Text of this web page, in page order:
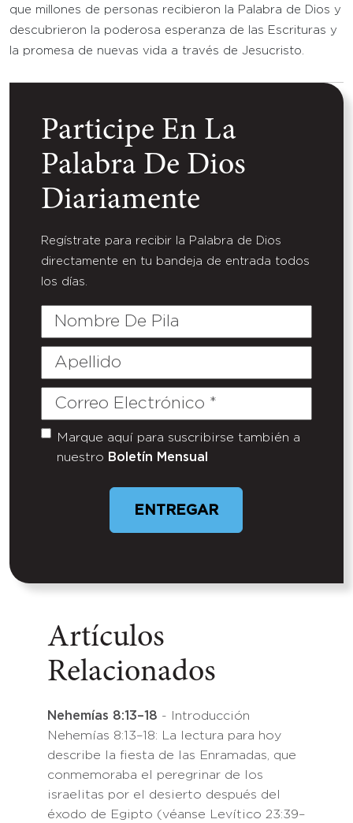
que millones de personas recibieron la Palabra de Dios y
descubrieron la poderosa esperanza de las Escrituras y
la promesa de nuevas vida a través de Jesucristo.
Participe En La
Palabra De Dios
Diariamente
Regístrate para recibir la Palabra de Dios
directamente en tu bandeja de entrada todos
los días.
Nombre
Pila
Apellido
Correo
Untitled
Marque aquí para suscribirse también a
nuestro Boletín Mensual
ENTREGAR
Artículos
Relacionados
Nehemías 8:13–18 - Introducción
Nehemías 8:13–18: La lectura para hoy
describe la fiesta de las Enramadas, que
conmemoraba el peregrinar de los
israelitas por el desierto después del
éxodo de Egipto (véanse Levítico 23:39–